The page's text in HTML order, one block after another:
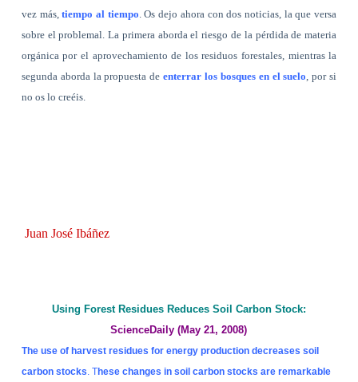
vez más,tiempo al tiempo . Os dejo ahora con dos noticias, la que versa
sobre el problemal. La primera aborda el riesgo de la pérdida de materia
orgánica por el aprovechamiento de los residuos forestales, mientras la
segunda aborda la propuesta deenterrar los bosques en el suelo , por si
no os lo creéis.
Juan José Ibáñez
Using Forest Residues Reduces Soil Carbon Stock:
ScienceDaily (May 21, 2008)
The use of harvest residues for energy production decreases soil
carbon stocks These changes in soil carbon stocks are remarkable